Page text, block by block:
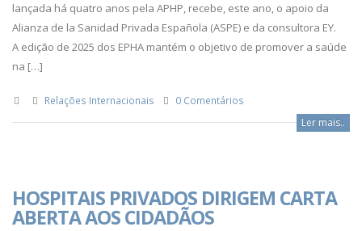
lançada há quatro anos pela APHP, recebe, este ano, o apoio da
Alianza de la Sanidad Privada Española (ASPE) e da consultora EY.
A edição de 2025 dos EPHA mantém o objetivo de promover a saúde
na […]
Relações Internacionais 0 Comentários
Ler mais..
HOSPITAIS PRIVADOS DIRIGEM CARTA
ABERTA AOS CIDADÃOS